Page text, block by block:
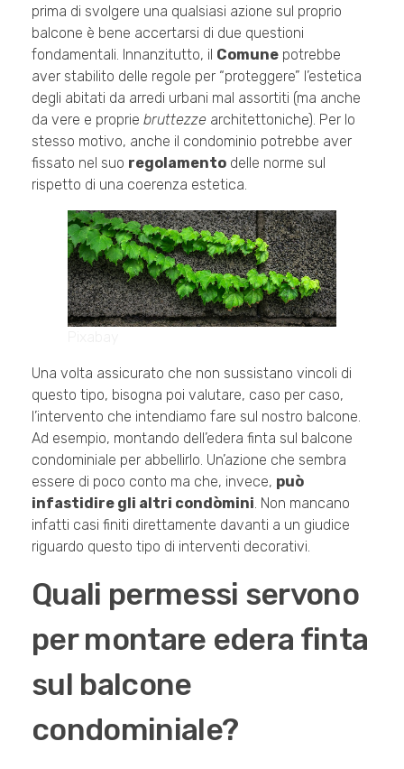
prima di svolgere una qualsiasi azione sul proprio
balcone è bene accertarsi di due questioni
fondamentali. Innanzitutto, il Comune potrebbe
aver stabilito delle regole per “proteggere” l’estetica
degli abitati da arredi urbani mal assortiti (ma anche
da vere e proprie bruttezze architettoniche). Per lo
stesso motivo, anche il condominio potrebbe aver
fissato nel suo regolamento delle norme sul
rispetto di una coerenza estetica.
Una volta assicurato che non sussistano vincoli di
questo tipo, bisogna poi valutare, caso per caso,
l’intervento che intendiamo fare sul nostro balcone.
Ad esempio, montando dell’edera finta sul balcone
condominiale per abbellirlo. Un’azione che sembra
essere di poco conto ma che, invece, può
infastidire gli altri condòmini. Non mancano
infatti casi finiti direttamente davanti a un giudice
riguardo questo tipo di interventi decorativi.
Quali permessi servono
per montare edera finta
sul balcone
condominiale?